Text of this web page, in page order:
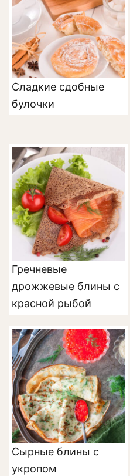
Сладкие сдобные
булочки
Гречневые
дрожжевые блины с
красной рыбой
Сырные блины с
укропом